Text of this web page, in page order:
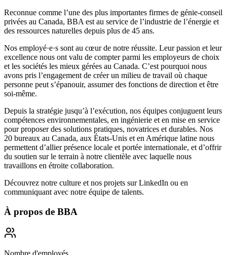
Reconnue comme l’une des plus importantes firmes de génie-conseil
privées au Canada, BBA est au service de l’industrie de l’énergie et
des ressources naturelles depuis plus de 45 ans.
Nos employé·e·s sont au cœur de notre réussite. Leur passion et leur
excellence nous ont valu de compter parmi les employeurs de choix
et les sociétés les mieux gérées au Canada. C’est pourquoi nous
avons pris l’engagement de créer un milieu de travail où chaque
personne peut s’épanouir, assumer des fonctions de direction et être
soi-même.
Depuis la stratégie jusqu’à l’exécution, nos équipes conjuguent leurs
compétences environnementales, en ingénierie et en mise en service
pour proposer des solutions pratiques, novatrices et durables. Nos
20 bureaux au Canada, aux États-Unis et en Amérique latine nous
permettent d’allier présence locale et portée internationale, et d’offrir
du soutien sur le terrain à notre clientèle avec laquelle nous
travaillons en étroite collaboration.
Découvrez notre culture et nos projets surLinkedIn ou en
communiquant avec notre équipe de talents.
À propos de BBA